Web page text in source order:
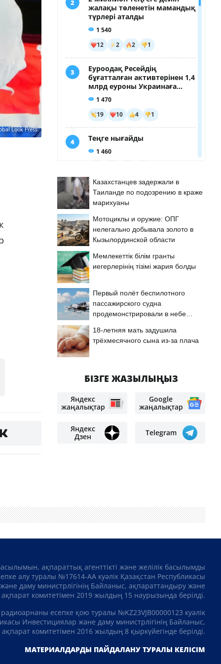
Look Press
Казахстанцев задержали в
Таиланде по подозрению в краже
марихуаны
Мотоциклы и оружие: ОПГ
нелегально добывала золото в
Кызылординской области
Мемлекеттік білім гранты
иегерлерінің тізімі жария болды
Первый полёт беспилотного
пассажирского судна
продемонстрировали в небе
18-летняя мать задушила
трёхмесячного сына из-за плача
БІЗГЕ ЖАЗЫЛЫҢЫЗ
Яндекс
жаңалықтар
Google
жаңалықтар
Яндекс
Дзен
Telegram
ақпараттық агенттікті және желілік басылымды
алу туралы №17614-АА куәлік Қазақстан Республикасы
даму министрлігінің Байланыс, ақпараттандыру және
ақпарат комитетімен 2019 жылдың 15 наурызында берілді.
есепке қою туралы №KZ23VJB00000123 куәлік
Инвестициялар және даму министрлігінің Байланыс,
комитетімен 2016 жылдың 8 қыркүйегінде берілді.
МАТЕРИАЛДАРДЫ ПАЙДАЛАНУ ТУРАЛЫ КЕЛІСІМ